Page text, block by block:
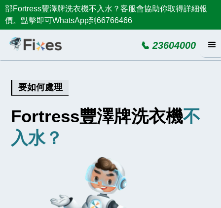
部Fortress豐澤牌洗衣機不入水？客服會協助你取得詳細報
價。點擊即可WhatsApp到66766466
📞 23604000
要如何處理
Fortress豐澤牌洗衣機不
入水？